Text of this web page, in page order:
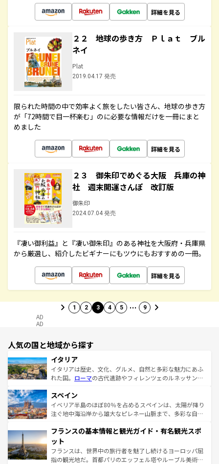
詳細を見る
２２ 地球の歩き方 Ｐｌａｔ ブル
ネイ
Plat
2019.04.17 発売
限られた時間の中で効率よく旅をしたい皆さん、地球の歩き方
が「72時間で目一杯楽む」のに必要な情報だけを一冊にまと
めました
詳細を見る
２３ 御朱印でめぐる大阪 兵庫の神
社 週末開運さんぽ 改訂版
御朱印
2024.07.04 発売
『凄い御利益』と『凄い御朱印』のある神社を大阪府・兵庫県
から厳選し、紹介したビギナーにもツウにもおすすめの一冊。
詳細を見る
1 2 3 4 5 … 9
AD
AD
人気の国と地域から探す
イタリア
イタリアは歴史、文化、グルメ、自然と多彩な魅力にあふ
れた国。 ローマの古代遺跡やフィレンツェのルネッサンス
ろん、トスカーナの美しい田園風景やアマルフィ海岸の絶
景など、自然景観も見逃せない。観光の合間には、本場の
ピザやパスタなど、絶品のイタリア料理を堪能することも
ませてくれるイタリアで、忘れられない旅をしてみよう！
なお、新着のイタリア情報は
しい。
スペイン
イベリア半島のほぼ80％を占めるスペインは、太陽が降り
注ぐ地中海沿岸から雄大なピレネー山脈まで、多彩な自然
文化が根付くこの国では、情熱的なフラメンコ、熱気あふ
れる闘牛、そして美味しいタパスが生活の一部となってい
る。首都マドリードの洗練された雰囲気や、バルセロナの
アートに溢れた街角から、地方では古代ローマ遺跡や中世
フランスの基本情報と観光ガイド・有名観光スポ
ット
フランスは、世界中の旅行者を魅了し続けるヨーロッパ屈
指の観光地だ。首都パリのエッフェル塔やルーブル美術館